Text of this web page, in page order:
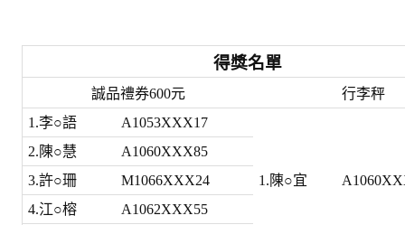
得獎名單
誠品禮券600元
行李秤
1.李○語
A1053XXX17
1.陳○宜
2.陳○慧
A1060XXX85
3.許○珊
M1066XXX24
4.江○榕
A1062XXX55